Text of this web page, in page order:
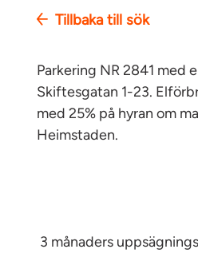
Tillbaka till sök
Parkering NR 2841 med
Skiftesgatan 1-23.
med 25% på hyran om
Heimstaden.
3 månaders